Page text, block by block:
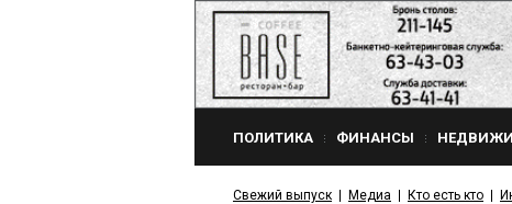
ПОЛИТИКА ФИНАНСЫ
Свежий выпуск Медиа Кто есть кто